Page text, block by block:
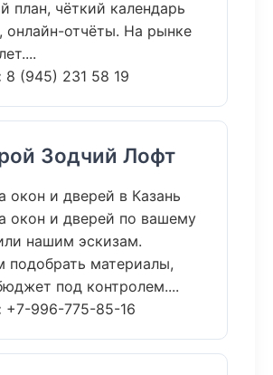
план, чёткий календарь
онлайн-отчёты. На рынке
8 (945) 231 58 19
Зодчий Лофт
окон и дверей в Казань
окон и дверей по вашему
нашим эскизам.
подобрать материалы,
под контролем....
+7-996-775-85-16